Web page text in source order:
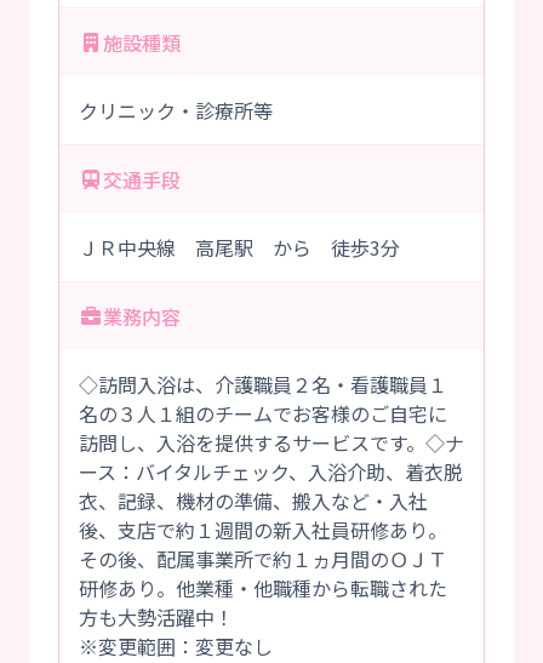
施設種類
クリニック・診療所等
交通手段
ＪＲ中央線 高尾駅 から 徒歩3分
業務内容
◇訪問入浴は、介護職員２名・看護職員１
名の３人１組のチームでお客様のご自宅に
訪問し、入浴を提供するサービスです。◇ナ
ース：バイタルチェック、入浴介助、着衣脱
衣、記録、機材の準備、搬入など・入社
後、支店で約１週間の新入社員研修あり。
その後、配属事業所で約１ヵ月間のＯＪＴ
研修あり。他業種・他職種から転職された
方も大勢活躍中！
※変更範囲：変更なし